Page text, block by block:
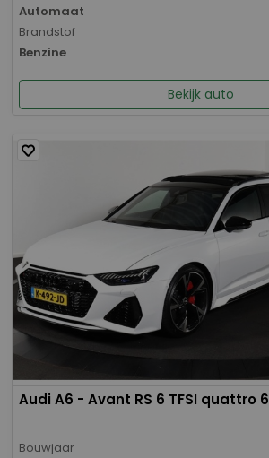
Automaat
Brandstof
Benzine
Bekijk auto
Audi A6 - Avant RS 6 TFSI quattro
Bouwjaar